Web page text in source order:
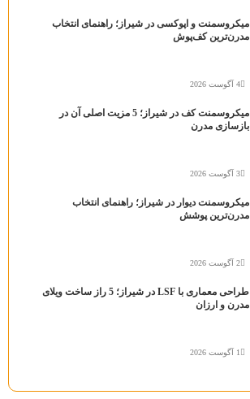
میکروسمنت و اپوکسی در شیراز؛ راهنمای انتخاب
مدرن‌ترین کف‌پوش
4 آگوست 2026
میکروسمنت کف در شیراز؛ 5 مزیت اصلی آن در
بازسازی مدرن
3 آگوست 2026
میکروسمنت دیوار در شیراز؛ راهنمای انتخاب
مدرن‌ترین پوشش
2 آگوست 2026
طراحی معماری با LSF در شیراز؛ 5 راز ساخت ویلای
مدرن و ارزان
1 آگوست 2026